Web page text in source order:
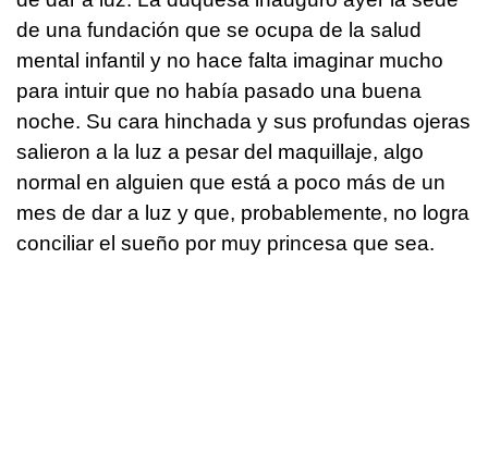
de una fundación que se ocupa de la salud
mental infantil y no hace falta imaginar mucho
para intuir que no había pasado una buena
noche. Su cara hinchada y sus profundas ojeras
salieron a la luz a pesar del maquillaje, algo
normal en alguien que está a poco más de un
mes de dar a luz y que, probablemente, no logra
conciliar el sueño por muy princesa que sea.